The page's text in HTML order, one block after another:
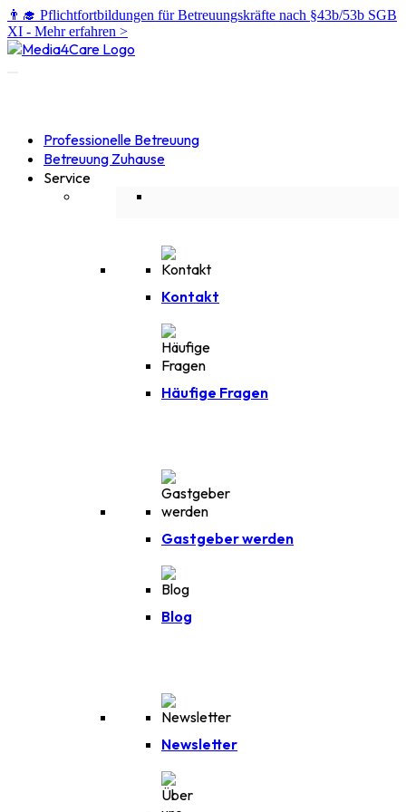
👨‍🎓 Pflichtfortbildungen für Betreuungskräfte nach §43b/53b SGB
XI - Mehr erfahren >
Professionelle Betreuung
Betreuung Zuhause
Service
Kontakt
Häufige Fragen
Gastgeber werden
Blog
Newsletter